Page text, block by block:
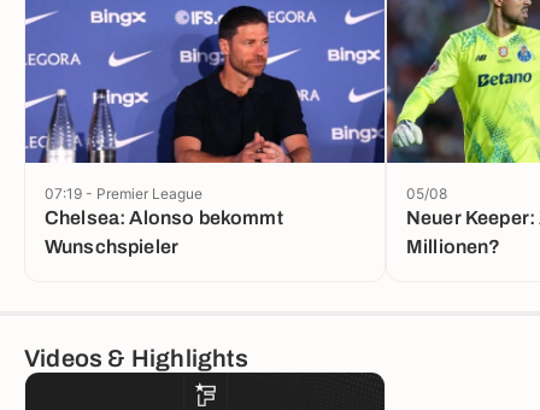
Chelsea: Alonso bekommt
Wunschspieler
07:19 - Premier League
Neuer
Millionen?
05/08
Videos & Highlights